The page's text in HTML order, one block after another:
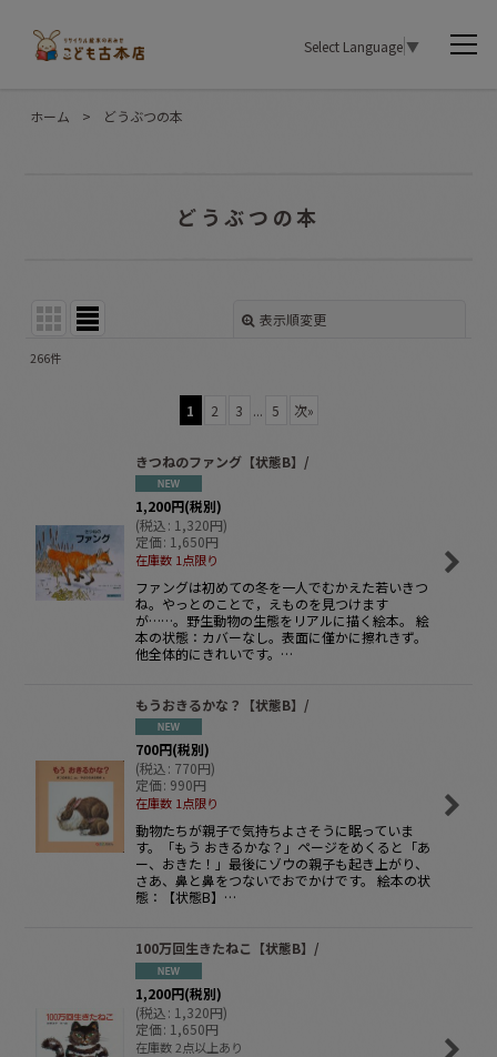
Select Language▼
ホーム > どうぶつの本
どうぶつの本
表示順変更
266件
1 2 3 ... 5 次»
きつねのファング【状態B】/
1,200円(税別)
(税込: 1,320円)
定価: 1,650円
在庫数 1点限り
ファングは初めての冬を一人でむかえた若いきつ
ね。やっとのことで，えものを見つけます
が……。野生動物の生態をリアルに描く絵本。 絵
本の状態：カバーなし。表面に僅かに擦れきず。
他全体的にきれいです。…
もうおきるかな？【状態B】/
700円(税別)
(税込: 770円)
定価: 990円
在庫数 1点限り
動物たちが親子で気持ちよさそうに眠っていま
す。「もう おきるかな？」ページをめくると「あ
ー、おきた！」最後にゾウの親子も起き上がり、
さあ、鼻と鼻をつないでおでかけです。 絵本の状
態：【状態B】…
100万回生きたねこ【状態B】/
1,200円(税別)
(税込: 1,320円)
定価: 1,650円
在庫数 2点以上あり